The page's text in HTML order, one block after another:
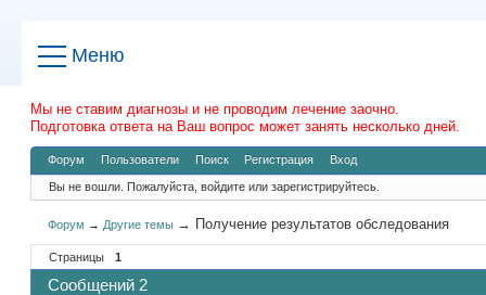
Меню
Мы не ставим диагнозы и не проводим лечение заочно.
Подготовка ответа на Ваш вопрос может занять несколько дней.
Форум Пользователи Поиск Регистрация Вход
Вы не вошли. Пожалуйста, войдите или зарегистрируйтесь.
Форум → Другие темы → Получение результатов обследования
Страницы 1
Сообщений 2